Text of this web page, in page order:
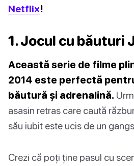
Netflix!
1. Jocul cu băuturi
Această serie de filme
2014 este perfectă
băutură și adrenalină.
asasin retras care caută
său iubit este ucis de un
Crezi că poți ține pasul cu